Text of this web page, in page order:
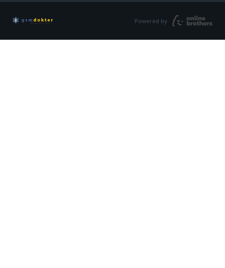
Powered by